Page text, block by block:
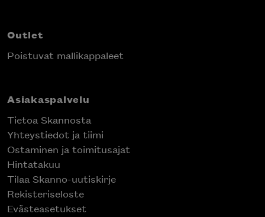
Outlet
Poistuvat mallikappaleet
Asiakaspalvelu
Tietoa Skannosta
Yhteystiedot ja tiimi
Ostaminen ja toimitusajat
Hintatakuu
Tilaa Skanno-uutiskirje
Rekisteriseloste
Evästeasetukset